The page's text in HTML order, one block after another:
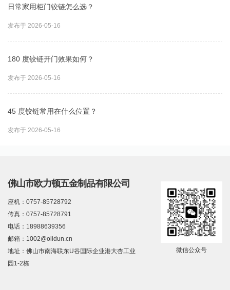
日常家用柜门铰链怎么选？
发布于 2026-05-16
180 度铰链开门效果如何？
发布于 2026-05-16
45 度铰链常用在什么位置？
发布于 2026-05-16
佛山市欧力顿五金制品有限公司
座机：0757-85728792
传真：0757-85728791
电话：18988639356
邮箱：1002@olidun.cn
地址：佛山市南海联东U谷国际企业港大杏工业
园1-2栋
微信公众号